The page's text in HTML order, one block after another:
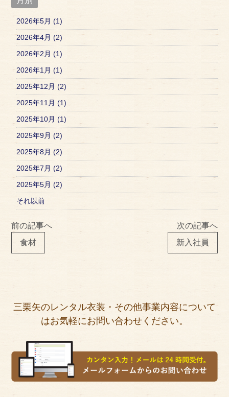
2026年5月 (1)
2026年4月 (2)
2026年2月 (1)
2026年1月 (1)
2025年12月 (2)
2025年11月 (1)
2025年10月 (1)
2025年9月 (2)
2025年8月 (2)
2025年7月 (2)
2025年5月 (2)
それ以前
前の記事へ
食材
次の記事へ
新入社員
三栗矢のレンタル衣装・その他事業内容について
はお気軽にお問い合わせください。